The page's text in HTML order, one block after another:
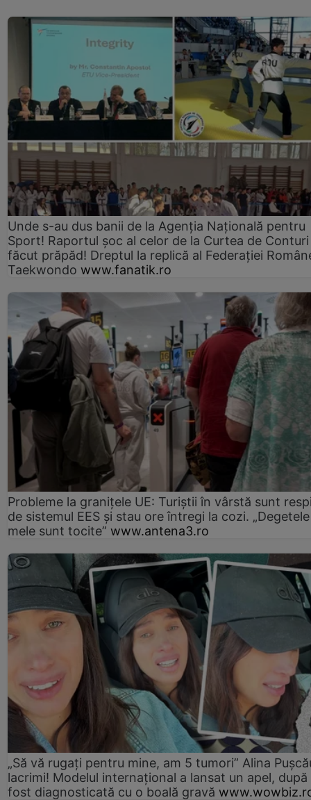
Unde s-au dus banii de la Agenția Națională pentru
Sport! Raportul șoc al celor de la Curtea de Conturi
făcut prăpăd! Dreptul la replică al Federației
Taekwondo www.fanatik.ro
Probleme la granițele UE: Turiștii în vârstă sunt
de sistemul EES și stau ore întregi la cozi. „Degetele
mele sunt tocite” www.antena3.ro
„Să vă rugați pentru mine, am 5 tumori” Alina
lacrimi! Modelul internațional a lansat un apel, după
fost diagnosticată cu o boală gravă